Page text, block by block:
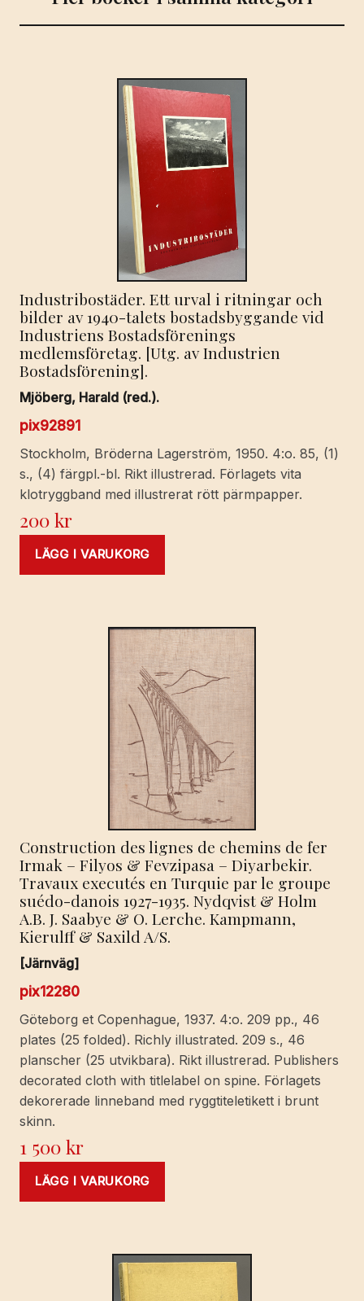
Industribostäder. Ett urval i ritningar och
bilder av 1940-talets bostadsbyggande vid
Industriens Bostadsförenings
medlemsföretag. [Utg. av Industrien
Bostadsförening].
Mjöberg, Harald (red.).
pix92891
Stockholm, Bröderna Lagerström, 1950. 4:o. 85, (1)
s., (4) färgpl.-bl. Rikt illustrerad. Förlagets vita
klotryggband med illustrerat rött pärmpapper.
200kr
LÄGG I VARUKORG
Construction des lignes de chemins de fer
Irmak – Filyos & Fevzipasa – Diyarbekir.
Travaux executés en Turquie par le groupe
suédo-danois 1927-1935. Nydqvist & Holm
A.B. J. Saabye & O. Lerche. Kampmann,
Kierulff & Saxild A/S.
[Järnväg]
pix12280
Göteborg et Copenhague, 1937. 4:o. 209 pp., 46
plates (25 folded). Richly illustrated. 209 s., 46
planscher (25 utvikbara). Rikt illustrerad. Publishers
decorated cloth with titlelabel on spine. Förlagets
dekorerade linneband med ryggtiteletikett i brunt
skinn.
1 500kr
LÄGG I VARUKORG